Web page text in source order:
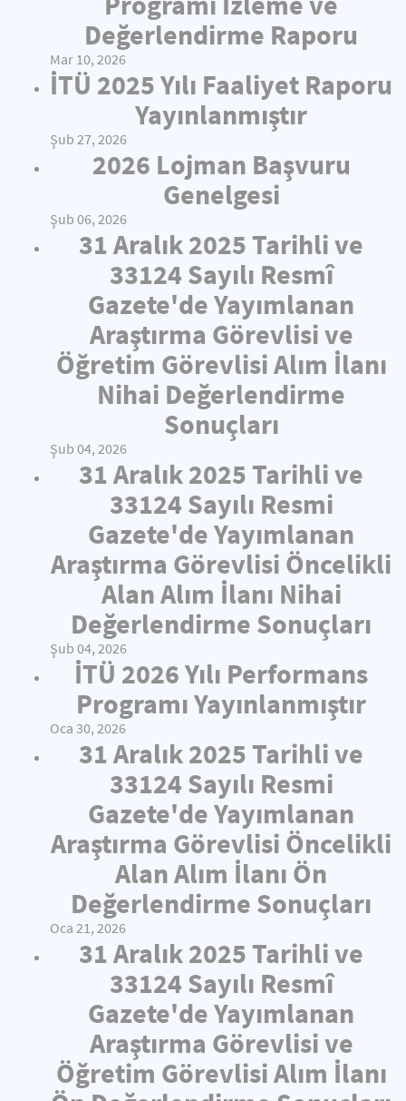
Değerlendirme Raporu
Mar 10, 2026
İTÜ 2025 Yılı Faaliyet Raporu
Yayınlanmıştır
Şub 27, 2026
2026 Lojman Başvuru
Genelgesi
Şub 06, 2026
31 Aralık 2025 Tarihli ve
33124 Sayılı Resmî
Gazete'de Yayımlanan
Araştırma Görevlisi ve
Öğretim Görevlisi Alım İlanı
Nihai Değerlendirme
Sonuçları
Şub 04, 2026
31 Aralık 2025 Tarihli ve
33124 Sayılı Resmi
Gazete'de Yayımlanan
Araştırma Görevlisi Öncelikli
Alan Alım İlanı Nihai
Değerlendirme Sonuçları
Şub 04, 2026
İTÜ 2026 Yılı Performans
Programı Yayınlanmıştır
Oca 30, 2026
31 Aralık 2025 Tarihli ve
33124 Sayılı Resmi
Gazete'de Yayımlanan
Araştırma Görevlisi Öncelikli
Alan Alım İlanı Ön
Değerlendirme Sonuçları
Oca 21, 2026
31 Aralık 2025 Tarihli ve
33124 Sayılı Resmî
Gazete'de Yayımlanan
Araştırma Görevlisi ve
Öğretim Görevlisi Alım İlanı